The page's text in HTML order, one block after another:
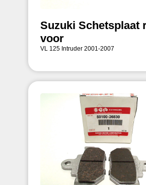
Suzuki Schetsplaat
voor
VL 125 Intruder 2001-2007